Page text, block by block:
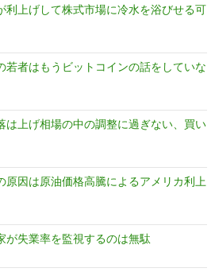
利上げして株式市場に冷水を浴びせる可
若者はもうビットコインの話をしていな
は上げ相場の中の調整に過ぎない、買い
原因は原油価格高騰によるアメリカ利上
が失業率を監視するのは無駄